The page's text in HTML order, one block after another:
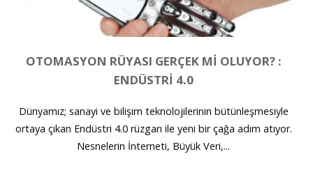
OTOMASYON RÜYASI GERÇEK MI OLUYOR? :
ENDÜSTRI 4.0
Dünyamız; sanayi ve bilişim teknolojilerinin bütünleşmesiyle
ortaya çıkan Endüstri 4.0 rüzgarı ile yeni bir çağa adım atıyor.
Nesnelerin İnterneti, Büyük Veri,...